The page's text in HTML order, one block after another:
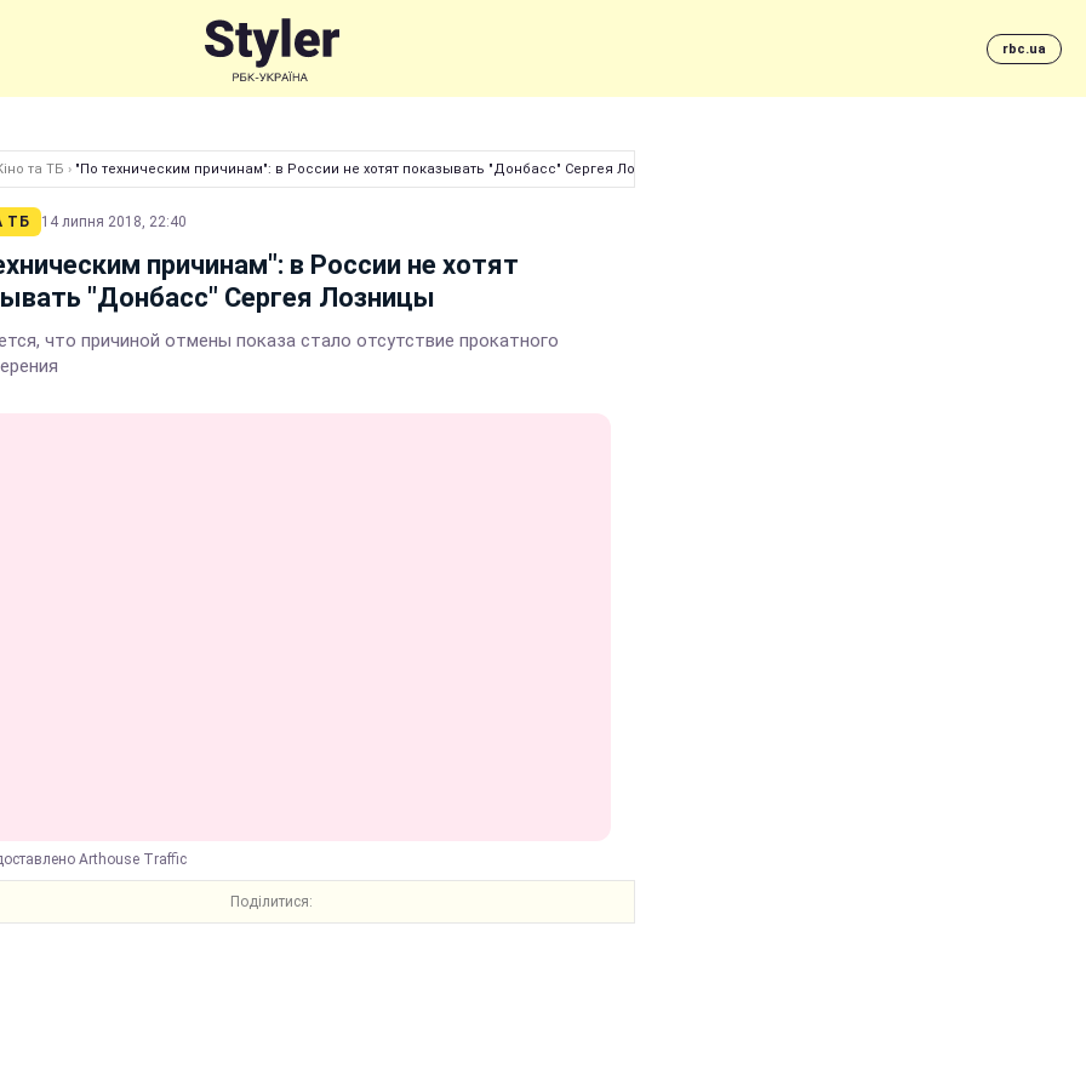
rbc.ua
та ТБ › "По техническим причинам": в России не хотят показывать "Донбасс" Сергея Лозницы
ТБ 14 липня 2018, 22:40
причинам": в России не хотят
"Донбасс" Сергея Лозницы
что причиной отмены показа стало отсутствие прокатного
Arthouse Traffic
Поділитися: